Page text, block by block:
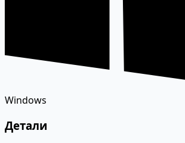
Windows
Детали